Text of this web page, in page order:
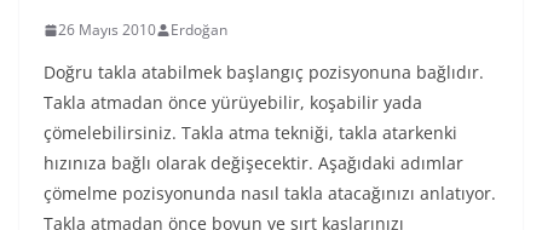
26 Mayıs 2010 Erdoğan
Doğru takla atabilmek başlangıç pozisyonuna bağlıdır.
Takla atmadan önce yürüyebilir, koşabilir yada
çömelebilirsiniz. Takla atma tekniği, takla atarkenki
hızınıza bağlı olarak değişecektir. Aşağıdaki adımlar
çömelme pozisyonunda nasıl takla atacağınızı anlatıyor.
Takla atmadan önce boyun ve sırt kaslarınızı